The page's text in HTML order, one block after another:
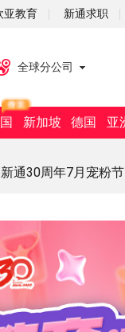
亚教育 新通求职
全球分公司
新加坡 德国 亚
新通30周年7月宠粉